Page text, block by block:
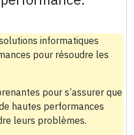
informatiques
pour résoudre les
pour s’assurer que
hautes performances
leurs problèmes.